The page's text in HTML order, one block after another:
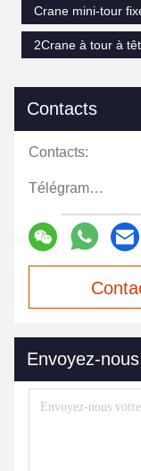
Crane mini-tour
2Crane à tour à
Contacts
Contacts:
Télégramme:
Envoyez-